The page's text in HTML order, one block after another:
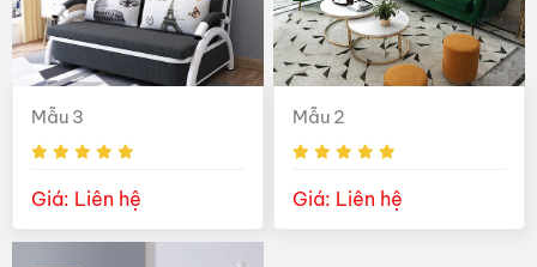
Mẫu 3
Giá: Liên hệ
Mẫu 2
Giá: Liên hệ